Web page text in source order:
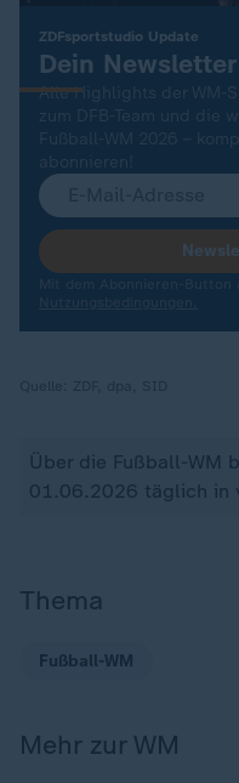
ZDFsportstudio Update
:
Dein
Alle Highlights der WM-
zum DFB-Team und die
Fußball-WM 2026 –
abonnieren!
Über die Fußball-WM
01.06.2026 täglich in
Thema
Fußball-WM
Mehr zur WM